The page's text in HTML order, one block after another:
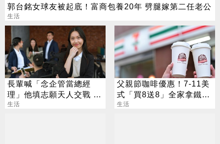
郭台銘女球友被起底！富商包養20年 劈腿嫁第二任老公
生活
長輩喊「念企管當總經
理」他填志願天人交戰 過
來人曝殘酷真相
生活
父親節咖啡優惠！7-11美
式「買8送8」全家拿鐵2
杯85元
生活